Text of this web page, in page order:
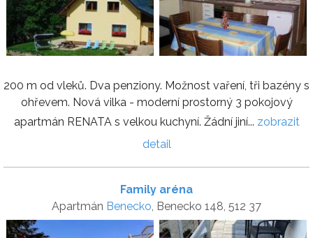
200 m od vleků. Dva penziony. Možnost vaření, tři bazény s
ohřevem. Nová vilka - moderní prostorný 3 pokojový
apartmán RENATA s velkou kuchyní. Žádní jiní... zobrazit
detail
Family aréna
Apartmán Benecko , Benecko 148, 512 37